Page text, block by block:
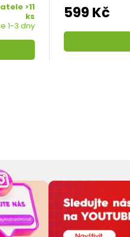
>11
ks
1-3 dny
599 Kč